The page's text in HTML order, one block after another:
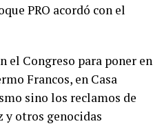
PRO acordó con el
el Congreso para poner en
Francos, en Casa
sino los reclamos de
otros genocidas